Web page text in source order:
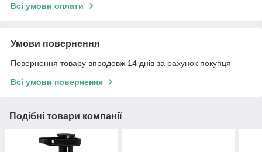
Всі умови оплати
Умови повернення
Повернення товару впродовж 14 днів за рахунок покупця
Всі умови повернення
Подібні товари компанії